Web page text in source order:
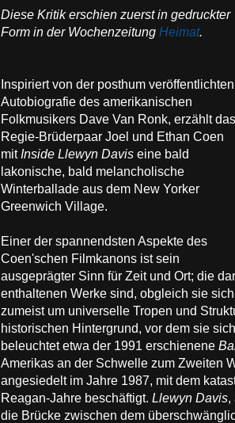
Diese Kritik erschien zuerst in gedruckter
Form in der Wochenzeitung Heimat.
Inspiriert von der posthum veröffentlichten
Autobiografie des amerikanischen
Folkmusikers Dave Van Ronk, erzählt das
Regie-Brüderpaar Joel und Ethan Coen
mit Inside Llewyn Davis eine bald
lakonische, bald melancholische
Winterballade aus dem New Yorker
Greenwich Village.
Einer der spannendsten Aspekte des
Coen'schen Filmkanons ist sein
ausgeprägter Sinn für Zeit und Ort; die
enthaltenen Werke sind, obgleich sie sich
zumeist um universelle Tropen und
historischen Hintergrund, vor dem sie
beleuchtet etwa der 1991 erschienene
Amerikas an der Schwelle zum Zweiten
angesiedelt im Jahre 1987, mit dem
Reagan-Jahre beschäftigt. Llewyn Davis,
die Brücke zwischen dem